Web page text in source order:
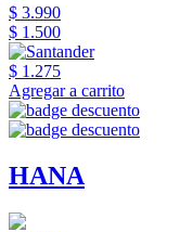
$ 3.990
$ 1.500
$ 1.275
Agregar a carrito
HANA